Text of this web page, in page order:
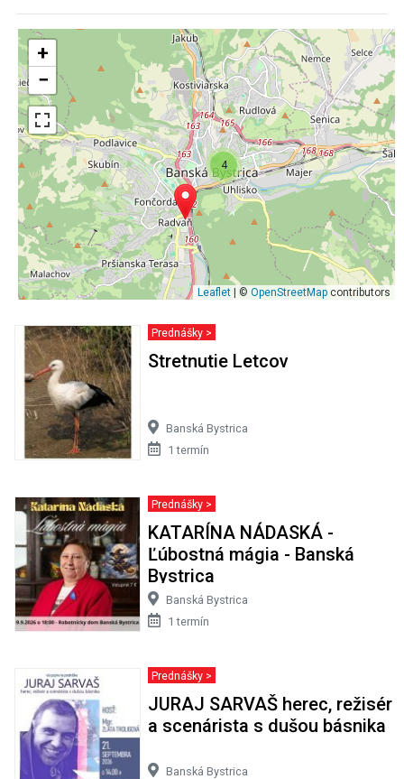
4
+
−
Leaflet | © OpenStreetMap contributors
Prednášky >
Stretnutie Letcov
Banská Bystrica
1 termín
Prednášky >
KATARÍNA NÁDASKÁ -
Ľúbostná mágia - Banská
Bystrica
Banská Bystrica
1 termín
Prednášky >
JURAJ SARVAŠ herec, režisér
a scenárista s dušou básnika
Banská Bystrica